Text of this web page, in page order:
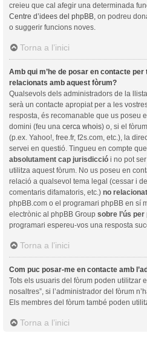
creieu que cal afegir una determinada
Centre d’idees del phpBB , on podreu
o suggerir funcions noves.
Torna a l’inici
Amb qui m’he de posar en contacte
relacionats amb aquest fòrum?
Qualsevols dels administradors de la
serà un contacte apropiat per a les
resposta, és recomanable que us poseu
domini (feu una cerca whois) o, si el
(p.ex. Yahoo!, free.fr, f2s.com, etc.), la
servei en questió. Tingueu en compte
absolutament cap jurisdicció i no pot
utilitza aquest fòrum. No us poseu en
relació a qualsevol tema legal (cessar i
comentaris difamatoris, etc.) no
phpBB.com o el programari phpBB en sí
electrònic al phpBB Group sobre l’ús
programari espereu-vos una resposta
Torna a l’inici
Com puc posar-me en contacte amb
Tots els usuaris del fòrum poden utilitzar
nosaltres”, si l’administrador del fòrum
Els membres del fòrum també poden
Torna a l’inici